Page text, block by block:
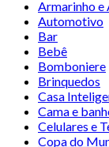
Armarinho e
Automotivo
Bar
Bebê
Bomboniere
Brinquedos
Casa
Cama e
Celulares e
Copa do